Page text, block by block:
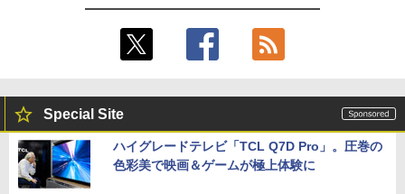
Special Site
ハイグレードテレビ「TCL Q7D Pro」。圧巻の
色彩美で映画＆ゲームが極上体験に